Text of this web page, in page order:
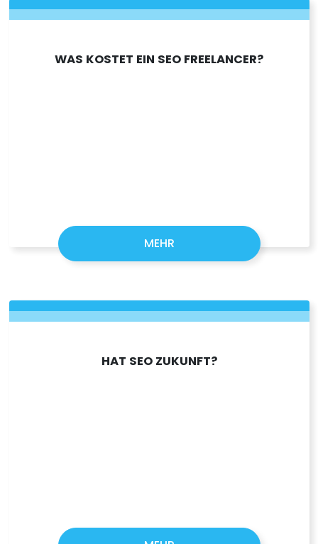
WAS KOSTET EIN SEO FREELANCER?
MEHR
HAT SEO ZUKUNFT?